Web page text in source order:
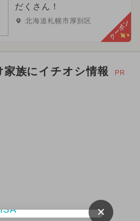
だくさん！
北海道札幌市厚別区 クーポン
族にイチオシ情報 PR
×